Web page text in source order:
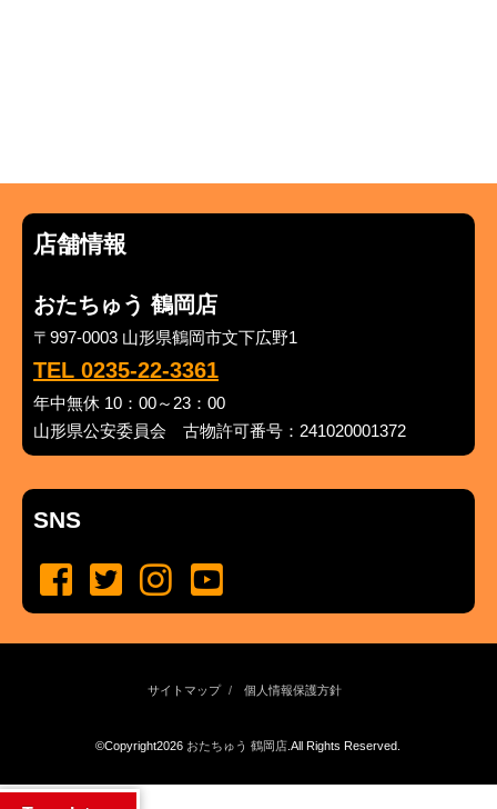
店舗情報
おたちゅう 鶴岡店
〒997-0003 山形県鶴岡市文下広野1
TEL 0235-22-3361
年中無休 10：00～23：00
山形県公安委員会 古物許可番号：241020001372
SNS
サイトマップ 個人情報保護方針
©Copyright2026 おたちゅう 鶴岡店 .All Rights Reserved.